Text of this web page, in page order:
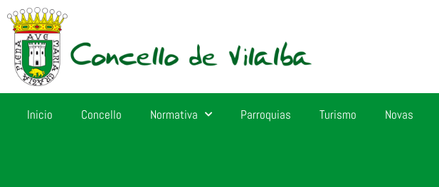
Inicio Concello Normativa Parroquias Turismo Novas